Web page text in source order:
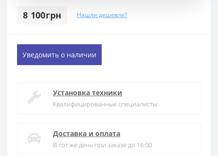
8 100грн Нашли дешевле?
Уведомить о наличии
Установка техники
Квалифицированные специалисты
Доставка и оплата
В тот же день при заказе до 16:00